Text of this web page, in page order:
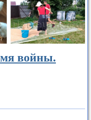
войны.